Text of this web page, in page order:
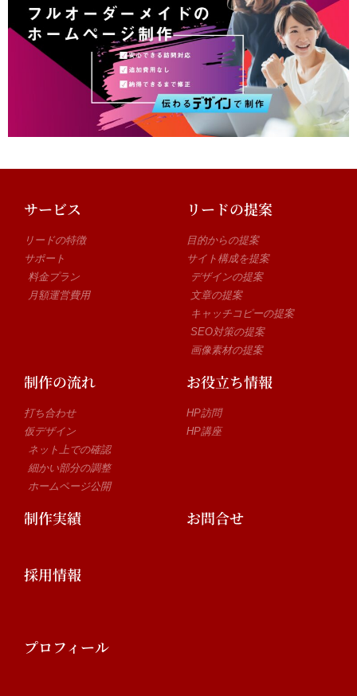
サービス
リードの特徴
サポート
料金プラン
月額運営費用
リードの提案
目的からの提案
サイト構成を提案
デザインの提案
文章の提案
キャッチコピーの提案
SEO対策の提案
画像素材の提案
制作の流れ
打ち合わせ
仮デザイン
ネット上での確認
細かい部分の調整
ホームページ公開
お役立ち情報
HP訪問
HP講座
制作実績 お問合せ
採用情報
プロフィール